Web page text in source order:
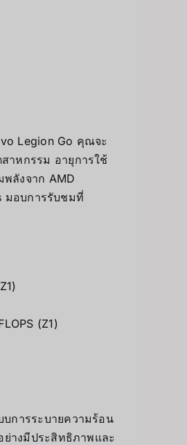
Legion Go คุณจะ
าหกรรม อายุการใช้
ลังจาก AMD
มอบการรับชมที่
(Z1)
การระบายความร้อน
างมีประสิทธิภาพและ